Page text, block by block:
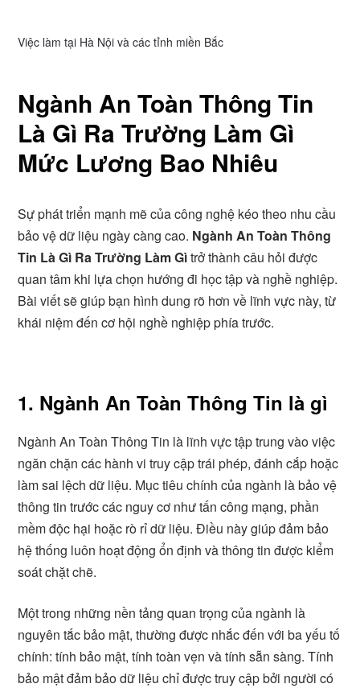
Việc làm tại Hà Nội và các tỉnh miền Bắc
Ngành An Toàn Thông Tin
Là Gì Ra Trường Làm Gì
Mức Lương Bao Nhiêu
Sự phát triển mạnh mẽ của công nghệ kéo theo nhu cầu
bảo vệ dữ liệu ngày càng cao. Ngành An Toàn Thông
Tin Là Gì Ra Trường Làm Gìtrở thành câu hỏi được
quan tâm khi lựa chọn hướng đi học tập và nghề nghiệp.
Bài viết sẽ giúp bạn hình dung rõ hơn về lĩnh vực này, từ
khái niệm đến cơ hội nghề nghiệp phía trước.
1. Ngành An Toàn Thông Tin là gì
Ngành An Toàn Thông Tin là lĩnh vực tập trung vào việc
ngăn chặn các hành vi truy cập trái phép, đánh cắp hoặc
làm sai lệch dữ liệu. Mục tiêu chính của ngành là bảo vệ
thông tin trước các nguy cơ như tấn công mạng, phần
mềm độc hại hoặc rò rỉ dữ liệu. Điều này giúp đảm bảo
hệ thống luôn hoạt động ổn định và thông tin được kiểm
soát chặt chẽ.
Một trong những nền tảng quan trọng của ngành là
nguyên tắc bảo mật, thường được nhắc đến với ba yếu tố
chính: tính bảo mật, tính toàn vẹn và tính sẵn sàng. Tính
bảo mật đảm bảo dữ liệu chỉ được truy cập bởi người có